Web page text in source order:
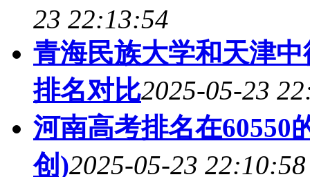
23 22:13:54
青海民族大学和天津
排名对比2025-05-23
河南高考排名在60550
创)2025-05-23 22:10:58